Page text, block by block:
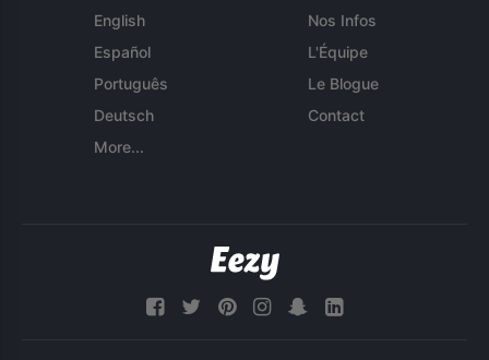
English
Español
Português
Deutsch
More...
Nos Infos
L'Équipe
Le Blogue
Contact